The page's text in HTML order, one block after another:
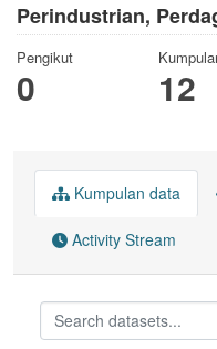
Perindustrian,
Pengikut
0 12
Kumpulan data
Activity Stream